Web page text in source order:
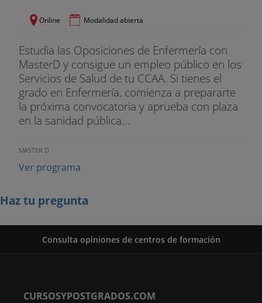
Online Modalidad abierta
Estudia las Oposiciones de Enfermería con
MasterD y consigue un empleo público en los
Servicios de Salud de tu CCAA. Si tienes el
grado en Enfermería, comienza a prepararte
la próxima convocatoria y aprueba con plaza
en la sanidad pública...
MASTER D
Ver programa
Haz tu pregunta
Consulta opiniones de centros de formación
CURSOSYPOSTGRADOS.COM